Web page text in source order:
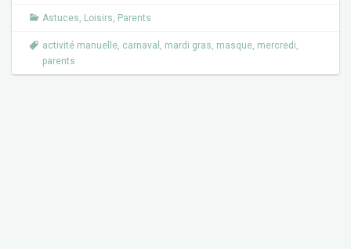
Astuces, Loisirs, Parents
activité manuelle, carnaval , mardi gras, masque, mercredi,
parents